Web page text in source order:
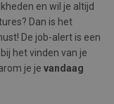
en wil je altijd
Dan is het
De job-alert is een
het vinden van je
je je vandaag